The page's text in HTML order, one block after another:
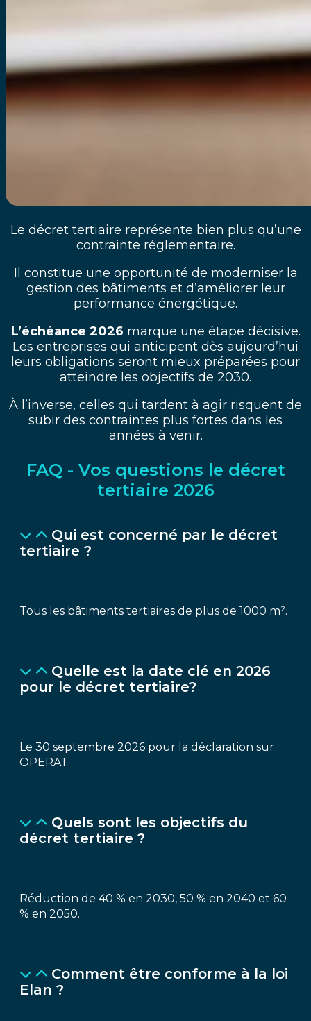
Le décret tertiaire représente bien plus qu’une
contrainte réglementaire.
Il constitue une opportunité de moderniser la
gestion des bâtiments et d’améliorer leur
performance énergétique.
L’échéance 2026 marque une étape décisive.
Les entreprises qui anticipent dès aujourd’hui
leurs obligations seront mieux préparées pour
atteindre les objectifs de 2030.
À l’inverse, celles qui tardent à agir risquent de
subir des contraintes plus fortes dans les
années à venir.
FAQ - Vos questions le décret
tertiaire 2026
Qui est concerné par le décret
tertiaire ?
Tous les bâtiments tertiaires de plus de 1000 m².
Quelle est la date clé en 2026
pour le décret tertiaire?
Le 30 septembre 2026 pour la déclaration sur
OPERAT.
Quels sont les objectifs du
décret tertiaire ?
Réduction de 40 % en 2030, 50 % en 2040 et 60
% en 2050.
Comment être conforme à la loi
Elan ?